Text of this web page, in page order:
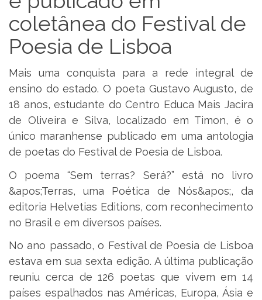
coletânea do Festival de
Poesia de Lisboa
Mais uma conquista para a rede integral de
ensino do estado. O poeta Gustavo Augusto, de
18 anos, estudante do Centro Educa Mais Jacira
de Oliveira e Silva, localizado em Timon, é o
único maranhense publicado em uma antologia
de poetas do Festival de Poesia de Lisboa.
O poema “Sem terras? Será?” está no livro
&apos;Terras, uma Poética de Nós&apos;, da
editoria Helvetias Editions, com reconhecimento
no Brasil e em diversos países.
No ano passado, o Festival de Poesia de Lisboa
estava em sua sexta edição. A última publicação
reuniu cerca de 126 poetas que vivem em 14
países espalhados nas Américas, Europa, Ásia e